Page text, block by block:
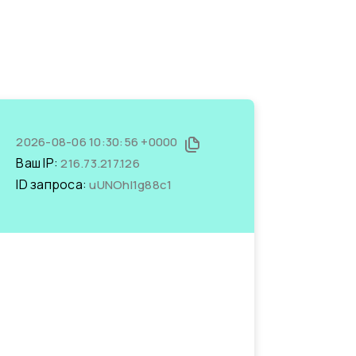
2026-08-06 10:30:56 +0000
Ваш IP:216.73.217.126
ID запроса:uUNOhl1g88c1